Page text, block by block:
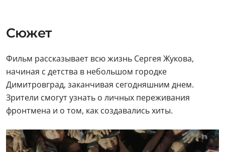
Сюжет
Фильм рассказывает всю жизнь Сергея Жукова,
начиная с детства в небольшом городке
Димитровград, заканчивая сегодняшним днем.
Зрители смогут узнать о личных переживания
фронтмена и о том, как создавались хиты.